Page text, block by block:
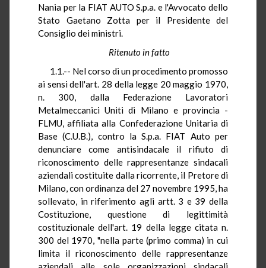
Nania per la FIAT AUTO S.p.a. e l'Avvocato dello
Stato Gaetano Zotta per il Presidente del
Consiglio dei ministri.
Ritenuto in fatto
1.1.-- Nel corso di un procedimento promosso
ai sensi dell'art. 28 della legge 20 maggio 1970,
n. 300, dalla Federazione Lavoratori
Metalmeccanici Uniti di Milano e provincia -
FLMU, affiliata alla Confederazione Unitaria di
Base (C.U.B.), contro la S.p.a. FIAT Auto per
denunciare come antisindacale il rifiuto di
riconoscimento delle rappresentanze sindacali
aziendali costituite dalla ricorrente, il Pretore di
Milano, con ordinanza del 27 novembre 1995, ha
sollevato, in riferimento agli artt. 3 e 39 della
Costituzione, questione di legittimità
costituzionale dell'art. 19 della legge citata n.
300 del 1970, "nella parte (primo comma) in cui
limita il riconoscimento delle rappresentanze